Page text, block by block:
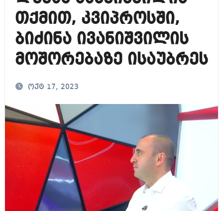
თქმით, კვიპროსში,
ბიძინა ივანიშვილის
მოშორებაზე ისაუბრეს
ოქტ 17, 2023